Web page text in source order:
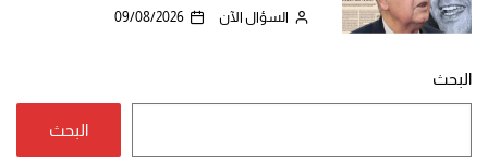
السؤال الآن 09/08/2026
البحث
البحث